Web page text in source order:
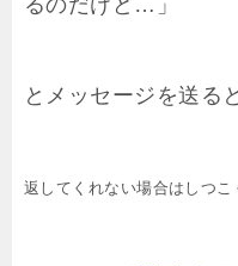
るのだけど…」
とメッセージを送る
返してくれない場合はしつこ